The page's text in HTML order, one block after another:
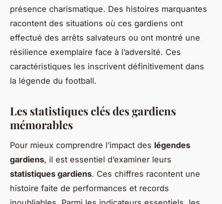
présence charismatique. Des histoires marquantes
racontent des situations où ces gardiens ont
effectué des arrêts salvateurs ou ont montré une
résilience exemplaire face à l’adversité. Ces
caractéristiques les inscrivent définitivement dans
la légende du football.
Les statistiques clés des gardiens
mémorables
Pour mieux comprendre l’impact des légendes
gardiens, il est essentiel d’examiner leurs
statistiques gardiens. Ces chiffres racontent une
histoire faite de performances et records